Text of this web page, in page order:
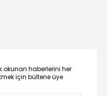
okunan haberlerini her
için bültene üye